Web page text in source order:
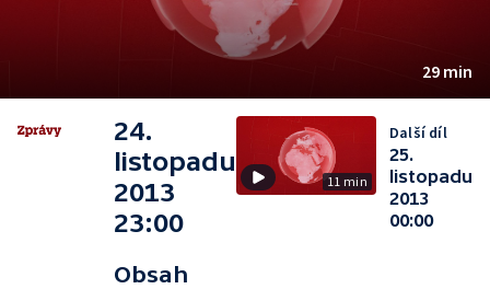
29 min
24.
listopadu
2013
23:00
Obsah
11 min
Další díl
25.
listopadu
2013
00:00